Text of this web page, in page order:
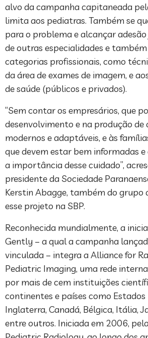
alvo da campanha capitaneada
limita aos pediatras. Também se
para o problema e alcançar
de outras especialidades e
categorias profissionais, como
da área de exames de imagem, e
de saúde (públicos e privados).
“Sem contar os empresários, que
desenvolvimento e na produção de
modernos e adaptáveis, e às
que devem estar bem informadas
a importância desse cuidado”,
presidente da Sociedade
Kerstin Abagge, também do grupo
esse projeto na SBP.
Reconhecida mundialmente, a
Gently – a qual a campanha
vinculada – integra a Alliance for
Pediatric Imaging, uma rede
por mais de cem instituições
continentes e países como
Inglaterra, Canadá, Bélgica, Itália,
entre outros. Iniciada em 2006,